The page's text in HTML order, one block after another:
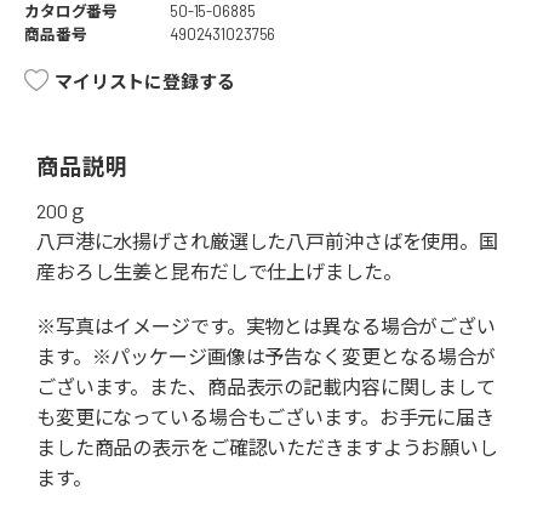
カタログ番号
50-15-06885
商品番号
4902431023756
マイリストに登録する
商品説明
200ｇ
八戸港に水揚げされ厳選した八戸前沖さばを使用。国
産おろし生姜と昆布だしで仕上げました。
※写真はイメージです。実物とは異なる場合がござい
ます。※パッケージ画像は予告なく変更となる場合が
ございます。また、商品表示の記載内容に関しまして
も変更になっている場合もございます。お手元に届き
ました商品の表示をご確認いただきますようお願いし
ます。